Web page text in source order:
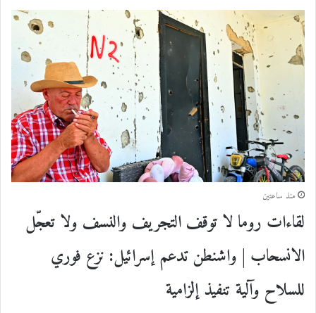
منذ ساعتين
لقاءات روما لا توقف التجريف والنسف ولا تعجّل
الانسحاب | واشنطن تدعم إسرائيل: نزع فوري
للسلاح وآلية تنفيذ إلزامية